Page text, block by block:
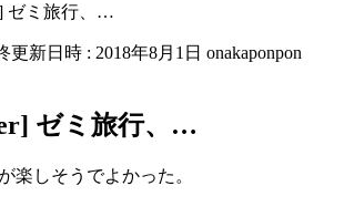
ゼミ旅行、…
更新日時 : 2018年8月1日 onakaponpon
ゼミ旅行、…
楽しそうでよかった。